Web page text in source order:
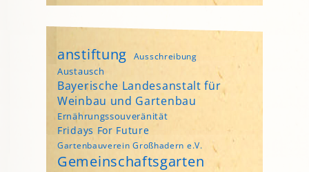
anstiftung Ausschreibung
Austausch
Bayerische Landesanstalt für
Weinbau und Gartenbau
Ernährungssouveränität
Fridays For Future
Gartenbauverein Großhadern e.V.
Gemeinschaftsgarten